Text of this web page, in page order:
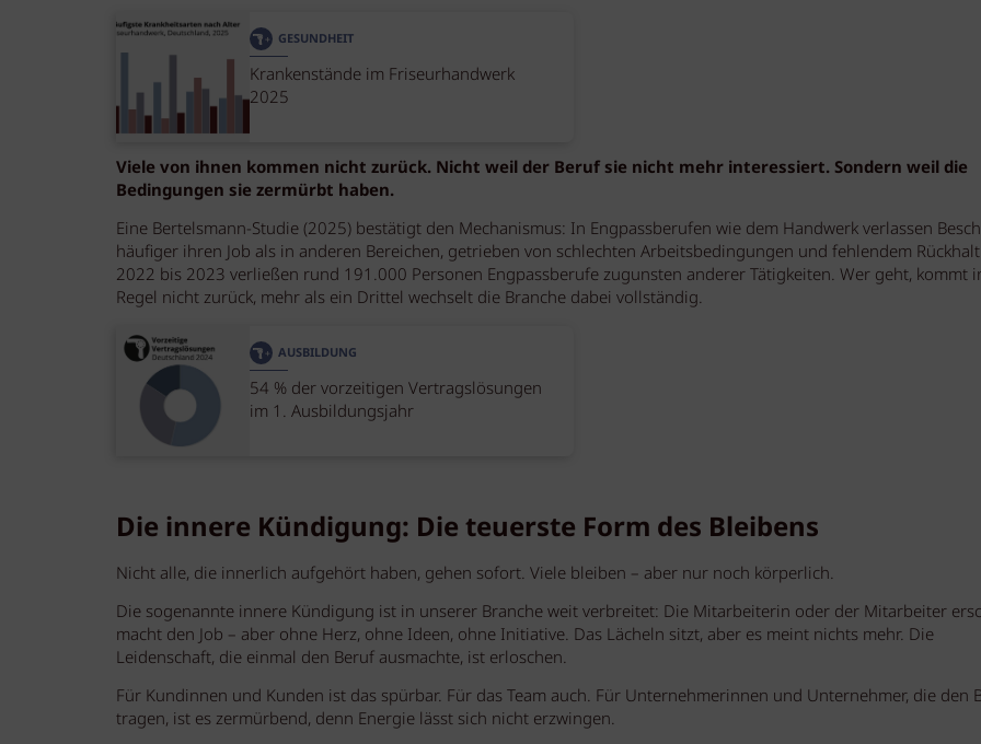
GESUNDHEIT
Krankenstände im Friseurhandwerk
2025
Viele von ihnen kommen nicht zurück. Nicht weil der Beruf sie nicht mehr interessiert. Sondern weil die
Bedingungen sie zermürbt haben.
Eine Bertelsmann-Studie (2025) bestätigt den Mechanismus: In Engpassberufen wie dem Handwerk verlassen
häufiger ihren Job als in anderen Bereichen, getrieben von schlechten Arbeitsbedingungen und fehlendem
2022 bis 2023 verließen rund 191.000 Personen Engpassberufe zugunsten anderer Tätigkeiten. Wer geht, kommt
Regel nicht zurück, mehr als ein Drittel wechselt die Branche dabei vollständig.
AUSBILDUNG
54 % der vorzeitigen Vertragslösungen
im 1. Ausbildungsjahr
Die innere Kündigung: Die teuerste Form des Bleibens
Nicht alle, die innerlich aufgehört haben, gehen sofort. Viele bleiben – aber nur noch körperlich.
Die sogenannte innere Kündigung ist in unserer Branche weit verbreitet: Die Mitarbeiterin oder der Mitarbeiter
macht den Job – aber ohne Herz, ohne Ideen, ohne Initiative. Das Lächeln sitzt, aber es meint nichts mehr. Die
Leidenschaft, die einmal den Beruf ausmachte, ist erloschen.
Für Kundinnen und Kunden ist das spürbar. Für das Team auch. Für Unternehmerinnen und Unternehmer, die den
tragen, ist es zermürbend, denn Energie lässt sich nicht erzwingen.